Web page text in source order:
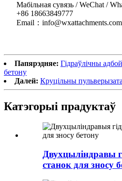
Мабільная сувязь / WeChat /
+86 18663849777
Email：info@wxattachments.com
Папярэдняе: Гідраўлічны
бетону
Далей: Круцільны
Катэгорыі прадуктаў
Двухцыліндравы
станок для зносу